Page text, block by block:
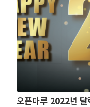
오픈마루 2022년 달